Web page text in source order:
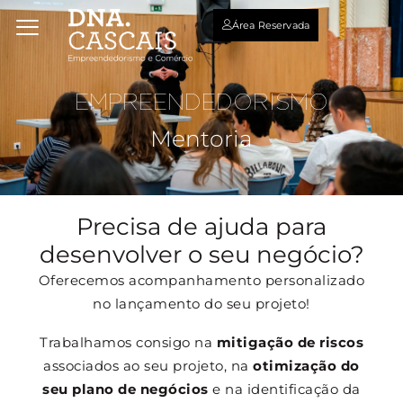
Área Reservada
EMPREENDEDORISMO
Mentoria
Precisa de ajuda para
desenvolver o seu negócio?
Oferecemos acompanhamento personalizado
no lançamento do seu projeto!
Trabalhamos consigo na mitigação de riscos
associados ao seu projeto, naotimização do
seu plano de negócios e na identificação da